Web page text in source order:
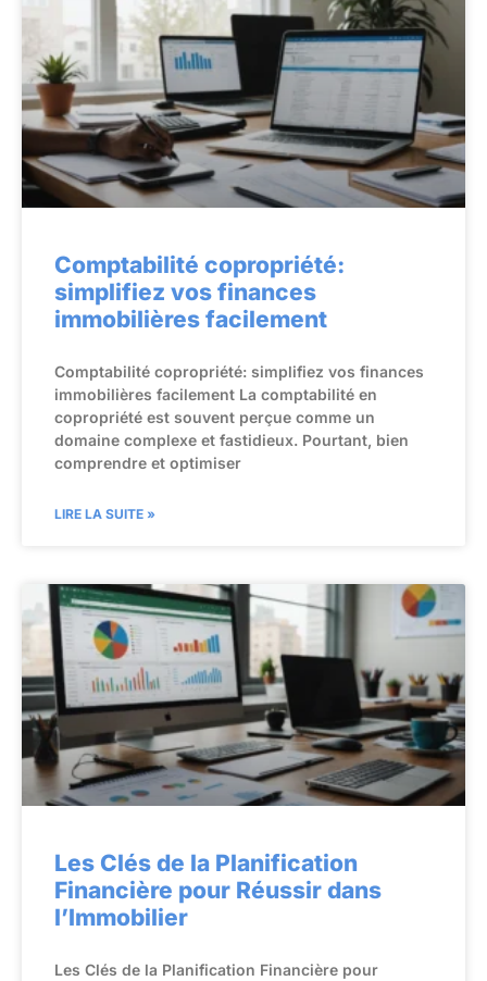
Comptabilité copropriété:
simplifiez vos finances
immobilières facilement
Comptabilité copropriété: simplifiez vos finances
immobilières facilement La comptabilité en
copropriété est souvent perçue comme un
domaine complexe et fastidieux. Pourtant, bien
comprendre et optimiser
LIRE LA SUITE »
Les Clés de la Planification
Financière pour Réussir dans
l’Immobilier
Les Clés de la Planification Financière pour